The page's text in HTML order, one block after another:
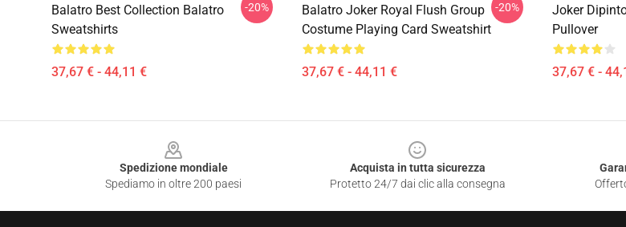
Balatro Best Collection Balatro
Sweatshirts
37,67 € - 44,11 €
-20%
Balatro Joker Royal Flush Group
Costume Playing Card Sweatshirt
37,67 € - 44,11 €
-20%
Joker
Pullover
37,67 € -
Spedizione mondiale
Spediamo in oltre 200 paesi
Acquista in tutta sicurezza
Protetto 24/7 dai clic alla consegna